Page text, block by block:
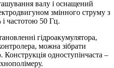
валу і оснащений
змінного струму з
частотою 50 Гц.
гідроакумулятора,
можна зібрати
одноступінчаста –